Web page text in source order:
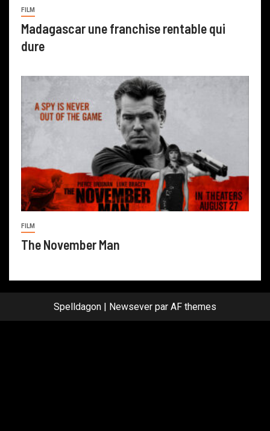
FILM
Madagascar une franchise rentable qui
dure
FILM
The November Man
Spelldagon Newsever par AF themes